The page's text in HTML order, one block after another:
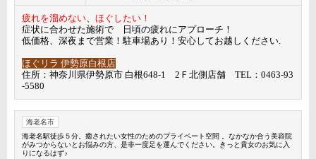
疲れを溜めない、 ほぐしたい！
症状に合わせた施術で 日頃の疲れにアプローチ！
低価格、深夜まで営業！駐車場あり！安心してお越しください.
ほぐリラ 伊勢原白根店
住所：神奈川県伊勢原市 白根648-1 2Ｆ北側店舗 TEL：0463-93
-5580
海老名市
海老名駅徒歩５分。癒されたい女性のためのプライベート空間 。なかなか合う美容院
がみつからないとお悩みの方、是非一度足を運んでください。きっと貴女のお気に入
りになるはず♪